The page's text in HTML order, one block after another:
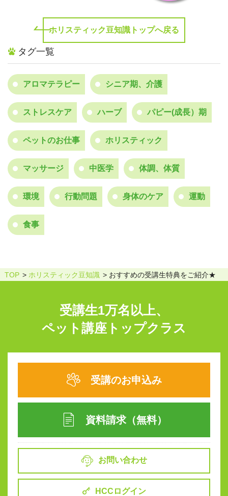
ホリスティック豆知識トップへ戻る
タグ一覧
アロマテラピー シニア期、介護
ストレスケア ハーブ パピー(成長）期
ペットのお仕事 ホリスティック
マッサージ 中医学 体調、体質
環境 行動問題 身体のケア 運動
食事
TOP ホリスティック豆知識 おすすめの受講生特典をご紹介★
受講生1万名以上、
ペット講座トップクラス
受講のお申込み
資料請求（無料）
お問い合わせ
HCCログイン